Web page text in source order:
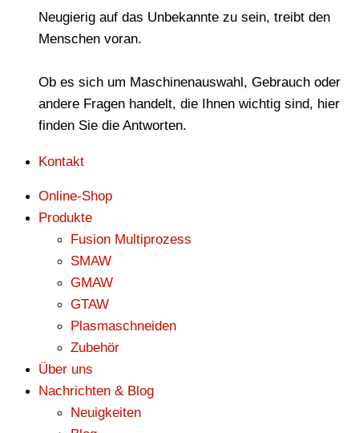
Neugierig auf das Unbekannte zu sein, treibt den
Menschen voran.
Ob es sich um Maschinenauswahl, Gebrauch oder
andere Fragen handelt, die Ihnen wichtig sind, hier
finden Sie die Antworten.
Kontakt
Online-Shop
Produkte
Fusion Multiprozess
SMAW
GMAW
GTAW
Plasmaschneiden
Zubehör
Über uns
Nachrichten & Blog
Neuigkeiten